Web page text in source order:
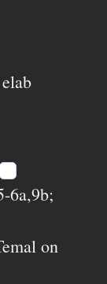
6a,9b;
on